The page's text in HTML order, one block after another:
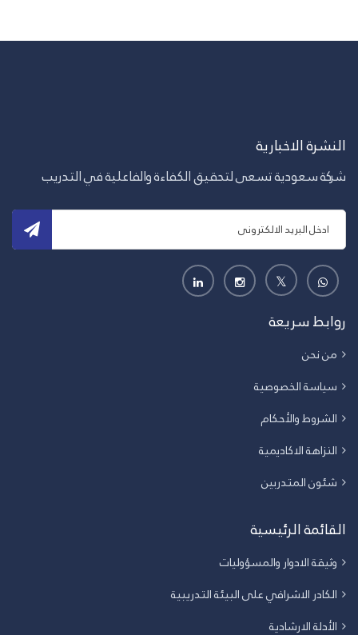
النشرة الاخبارية
شركة سعودية تسعى لتحقيق الكفاءة والفاعلية في التدريب
روابط سريعة
من نحن
سياسة الخصوصية
الشروط والأحكام
النزاهة الاكاديمية
شئون المتدربين
القائمة الرئيسية
وثيقة الادوار والمسؤوليات
الكادر الاشرافي على البيئة التدريبية
الأدلة الارشادية